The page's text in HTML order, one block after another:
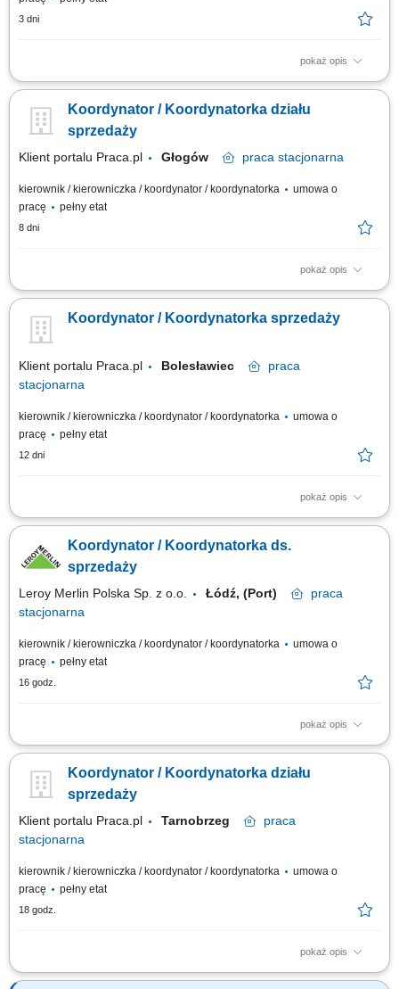
3 dni
pokaż opis
Aktywne rozwijanie sprzedaży usług oraz współpracy z klientami i
procesu ich realizacji. Wspieranie rozwoju oferty usługowej oraz
wdrażanie nowych rozwiązań. Analizowanie wskaźników sprzedaży i
Koordynator / Koordynatorka działu
sprzedaży
Klient portalu Praca.pl Głogów praca stacjonarna
kierownik / kierowniczka / koordynator / koordynatorka
umowa o
pracę
pełny etat
8 dni
pokaż opis
Zapewnienie profesjonalnej obsługi klientów; Koordynacja zadań
wyników sprzedaży; Nadzór operacyjny działu;
Koordynator / Koordynatorka sprzedaży
Klient portalu Praca.pl Bolesławiec
praca
stacjonarna
kierownik / kierowniczka / koordynator / koordynatorka
umowa o
pracę
pełny etat
12 dni
pokaż opis
Nadzorowanie i ciągłe udoskonalanie procesu sprzedaży usług
sektora w codziennym organizowaniu pracy zespołu, przydzielaniu zadań
oraz dbaniu o wysokie standardy obsługi. Tworzenie dedykowanych ofert
Koordynator / Koordynatorka ds.
sprzedaży
Leroy Merlin Polska Sp. z o.o. Łódź, (Port)
praca
stacjonarna
kierownik / kierowniczka / koordynator / koordynatorka
umowa o
pracę
pełny etat
16 godz.
pokaż opis
Jakie zadania na Ciebie czekają? koordynowanie pracy zespołu
sprzedażowych/ekonomicznych w podległym dziale/sektorze; aktywna
sprzedaż produktów i usług, dostosowana do indywidualnych potrzeb
Koordynator / Koordynatorka działu
sprzedaży
Klient portalu Praca.pl Tarnobrzeg
praca
stacjonarna
kierownik / kierowniczka / koordynator / koordynatorka
umowa o
pracę
pełny etat
18 godz.
pokaż opis
Zapewnienie profesjonalnej obsługi klientów; Koordynacja zadań